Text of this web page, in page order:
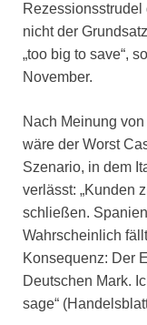
Rezessionsstrudel
nicht der
„too big to save“,
November.
Nach Meinung
wäre der Worst
Szenario, in dem
verlässt: „Kunden
schließen.
Wahrscheinlich
Konsequenz: Der
Deutschen Mark.
sage“